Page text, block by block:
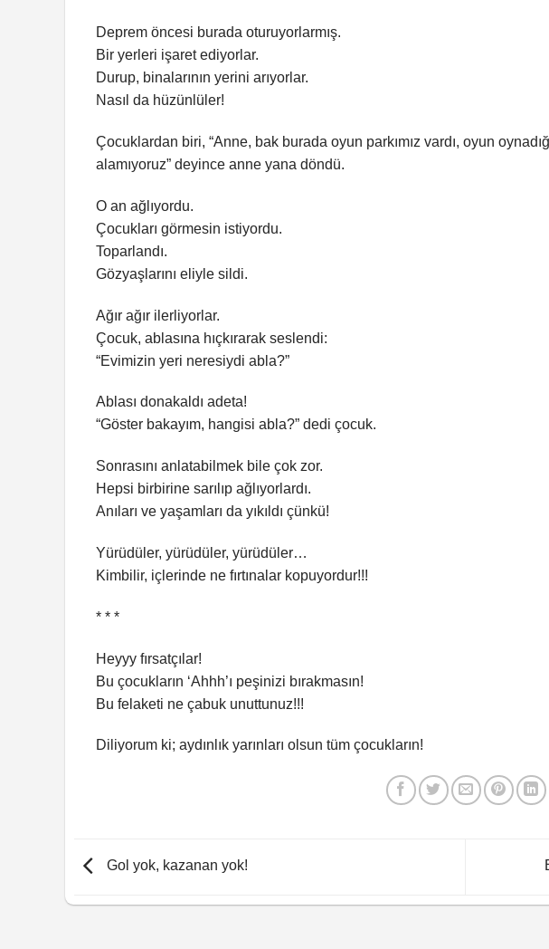
Deprem öncesi burada oturuyorlarmış.
Bir yerleri işaret ediyorlar.
Durup, binalarının yerini arıyorlar.
Nasıl da hüzünlüler!
Çocuklardan biri, “Anne, bak burada oyun parkımız vardı, oyun
alamıyoruz” deyince anne yana döndü.
O an ağlıyordu.
Çocukları görmesin istiyordu.
Toparlandı.
Gözyaşlarını eliyle sildi.
Ağır ağır ilerliyorlar.
Çocuk, ablasına hıçkırarak seslendi:
“Evimizin yeri neresiydi abla?”
Ablası donakaldı adeta!
“Göster bakayım, hangisi abla?” dedi çocuk.
Sonrasını anlatabilmek bile çok zor.
Hepsi birbirine sarılıp ağlıyorlardı.
Anıları ve yaşamları da yıkıldı çünkü!
Yürüdüler, yürüdüler, yürüdüler…
Kimbilir, içlerinde ne fırtınalar kopuyordur!!!
* * *
Heyyy fırsatçılar!
Bu çocukların ‘Ahhh’ı peşinizi bırakmasın!
Bu felaketi ne çabuk unuttunuz!!!
Diliyorum ki; aydınlık yarınları olsun tüm çocukların!
Gol yok, kazanan yok!